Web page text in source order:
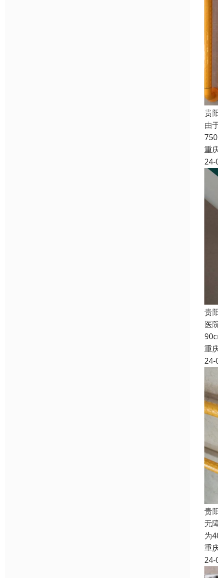
贵
由
重
24-
贵
医
重
24-
贵
无
为
重
24-